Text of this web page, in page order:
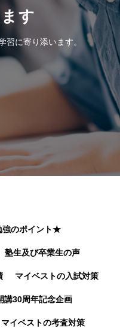
ま す
習に寄り添います。
強のポイント★
塾生及び卒業生の声
マイベストの入試対策
講30周年記念企画
マイベストの考査対策